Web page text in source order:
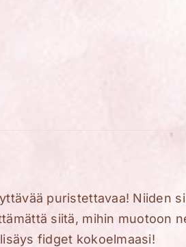
puristettavaa! Niiden
siitä, mihin muotoon
fidget kokoelmaasi!